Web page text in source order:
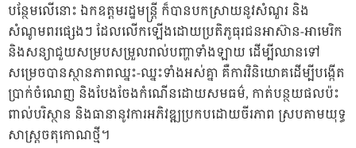
បន្ថែមលើនោះ ឯកឧត្តមរដ្ឋមន្ត្រី ក៏បានបកស្រាយនូវសំណួរ និង
សំណូមពរផ្សេងៗ ដែលលើកឡើងដោយប្រតិភូធុរជនអាស៊ាន-អាមេរិក
និងសន្យាជួយសម្របសម្រួលរាល់បញ្ហាទាំងឡាយ ដើម្បីឈានទៅ
សម្រេចបានស្ថានភាពឈ្នះ-ឈ្នះទាំងអស់គ្នា គឺការវិនិយោគដើម្បីបង្កើត
ប្រាក់ចំណេញ និងបែងចែងកំណើនដោយសមធម៌, កាត់បន្ថយផលប៉ះ
ពាល់បរិស្ថាន និងធានានូវការអភិវឌ្ឍប្រកបដោយចីរភាព ស្របតាមយុទ្ធ
សាស្ត្រចតុកោណថ្មី។